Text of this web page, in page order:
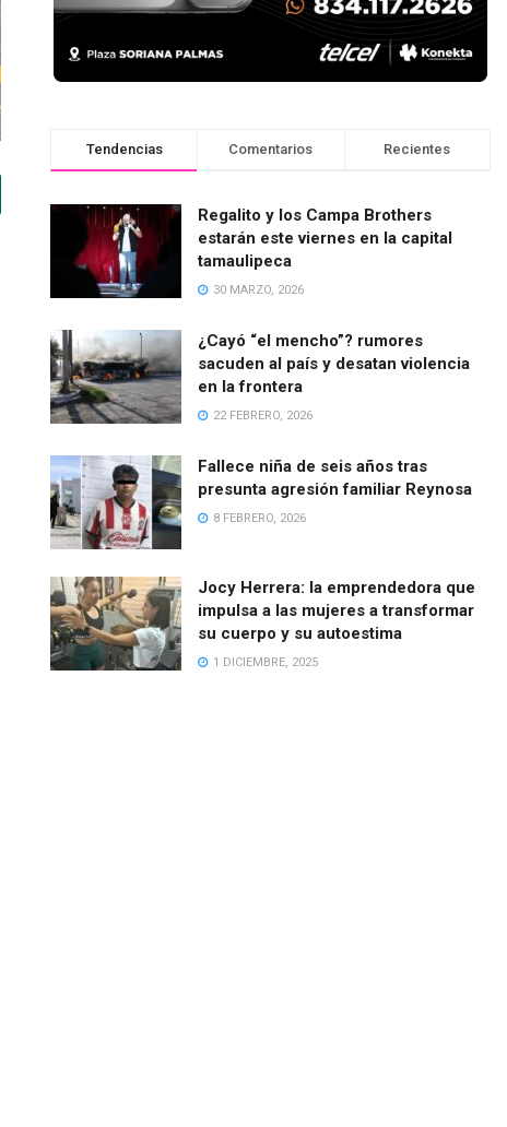
Tendencias Comentarios Recientes
Regalito y los Campa Brothers
estarán este viernes en la capital
tamaulipeca
30 MARZO, 2026
¿Cayó “el mencho”? rumores
sacuden al país y desatan violencia
en la frontera
22 FEBRERO, 2026
Fallece niña de seis años tras
presunta agresión familiar Reynosa
8 FEBRERO, 2026
Jocy Herrera: la emprendedora que
impulsa a las mujeres a transformar
su cuerpo y su autoestima
1 DICIEMBRE, 2025